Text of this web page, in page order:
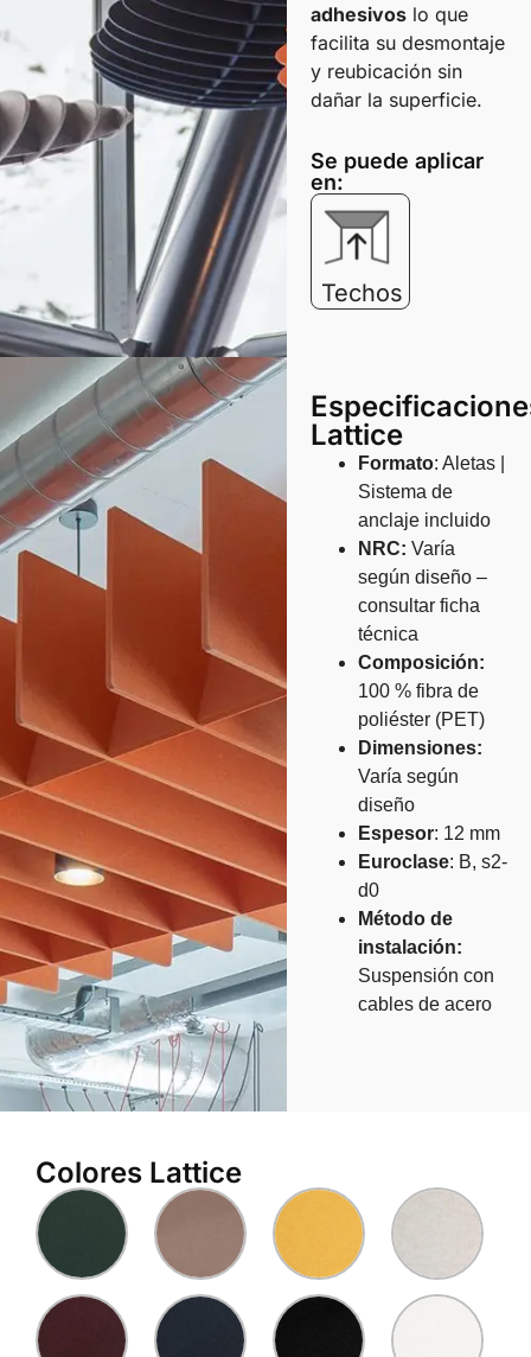
adhesivoslo que
facilita su desmontaje
y reubicación sin
dañar la superficie.
Se puede aplicar
en:
Techos
Lattice
Formato: Aletas |
Sistema de
anclaje incluido
NRC: Varía
según diseño –
consultar ficha
técnica
Composición:
100 % fibra de
poliéster (PET)
Dimensiones:
Varía según
diseño
Espesor: 12 mm
Euroclase: B, s2-
d0
Método de
instalación:
Suspensión con
cables de acero
Colores Lattice